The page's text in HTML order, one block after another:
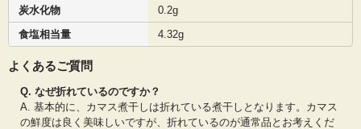
炭水化物
0.2g
食塩相当量
4.32g
よくあるご質問
Q. なぜ折れているのですか？
A. 基本的に、カマス煮干しは折れている煮干しとなります。カマス
の鮮度は良く美味しいですが、折れているのが通常品とお考えくだ